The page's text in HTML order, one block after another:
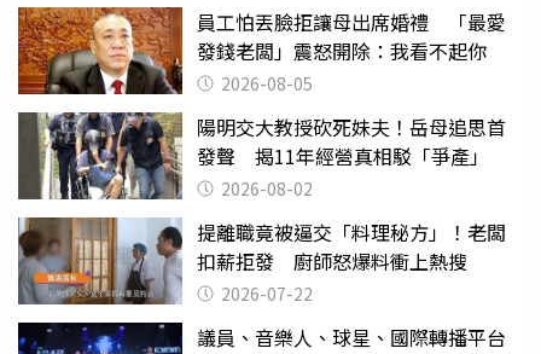
員工怕丟臉拒讓母出席婚禮 「最愛
發錢老闆」震怒開除：我看不起你
2026-08-05
陽明交大教授砍死妹夫！岳母追思首
發聲 揭11年經營真相駁「爭產」
2026-08-02
提離職竟被逼交「料理秘方」！老闆
扣薪拒發 廚師怒爆料衝上熱搜
2026-07-22
議員、音樂人、球星、國際轉播平台